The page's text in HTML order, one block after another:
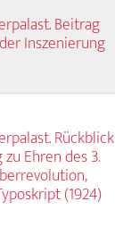
Beitrag
Inszenierung
Rückblick
Ehren des 3.
(1924)